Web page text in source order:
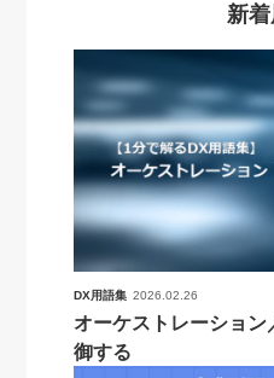
新
DX用語集 2026.02.26
オーケストレーション
御する